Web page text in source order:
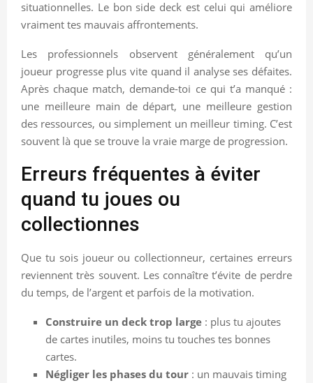
situationnelles. Le bon side deck est celui qui améliore
vraiment tes mauvais affrontements.
Les professionnels observent généralement qu’un
joueur progresse plus vite quand il analyse ses défaites.
Après chaque match, demande-toi ce qui t’a manqué :
une meilleure main de départ, une meilleure gestion
des ressources, ou simplement un meilleur timing. C’est
souvent là que se trouve la vraie marge de progression.
Erreurs fréquentes à éviter
quand tu joues ou
collectionnes
Que tu sois joueur ou collectionneur, certaines erreurs
reviennent très souvent. Les connaître t’évite de perdre
du temps, de l’argent et parfois de la motivation.
Construire un deck trop large : plus tu ajoutes
de cartes inutiles, moins tu touches tes bonnes
cartes.
Négliger les phases du tour : un mauvais timing